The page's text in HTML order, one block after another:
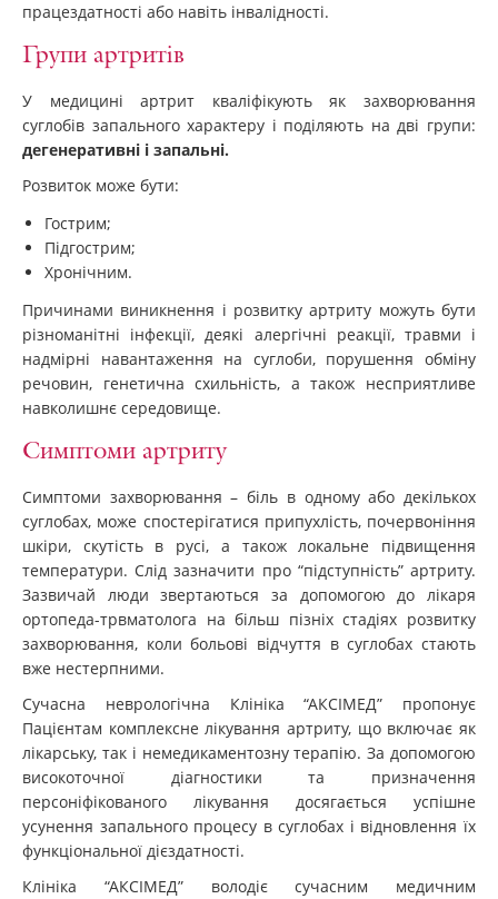
працездатності або навіть інвалідності.
Групи артритів
У медицині артрит кваліфікують як захворювання
суглобів запального характеру і поділяють на дві групи:
дегенеративні і запальні.
Розвиток може бути:
Гострим;
Підгострим;
Хронічним.
Причинами виникнення і розвитку артриту можуть бути
різноманітні інфекції, деякі алергічні реакції, травми і
надмірні навантаження на суглоби, порушення обміну
речовин, генетична схильність, а також несприятливе
навколишнє середовище.
Симптоми артриту
Симптоми захворювання – біль в одному або декількох
суглобах, може спостерігатися припухлість, почервоніння
шкіри, скутість в русі, а також локальне підвищення
температури. Слід зазначити про “підступність” артриту.
Зазвичай люди звертаються за допомогою до лікаря
ортопеда-трвматолога на більш пізніх стадіях розвитку
захворювання, коли больові відчуття в суглобах стають
вже нестерпними.
Сучасна неврологічна Клініка “АКСІМЕД” пропонує
Пацієнтам комплексне лікування артриту, що включає як
лікарську, так і немедикаментозну терапію. За допомогою
високоточної діагностики та призначення
персоніфікованого лікування досягається успішне
усунення запального процесу в суглобах і відновлення їх
функціональної дієздатності.
Клініка “АКСІМЕД” володіє сучасним медичним